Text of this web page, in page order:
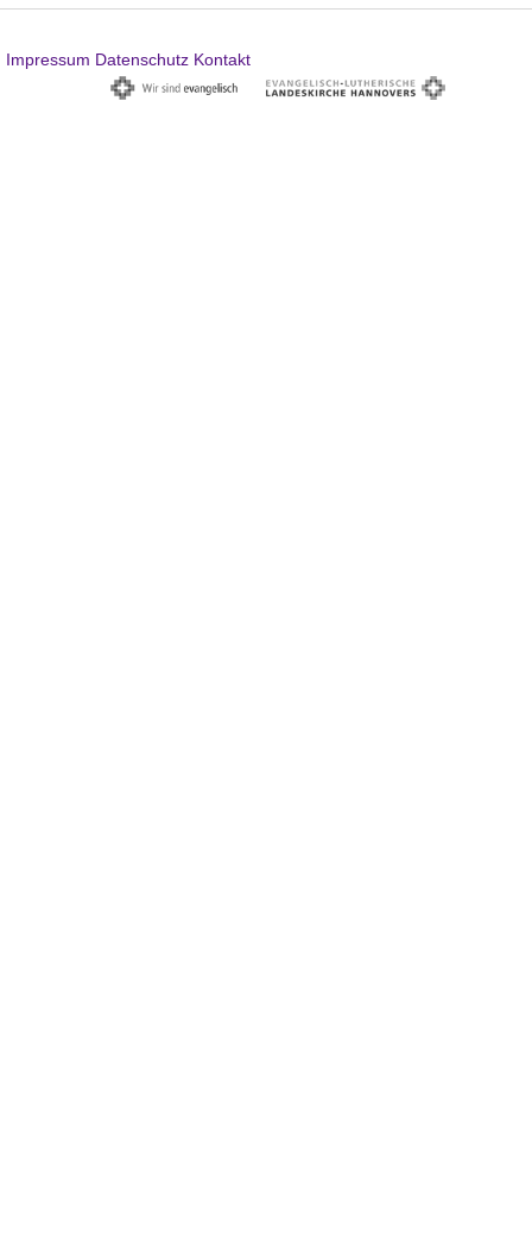
Impressum Datenschutz Kontakt